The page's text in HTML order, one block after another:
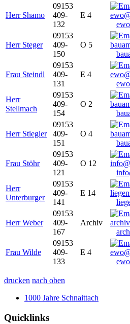
Herr Shamo
09153
409-
132
E 4
Herr Steger
09153
409-
150
O 5
Frau Steindl
09153
409-
131
E 4
Herr
Stellmach
09153
409-
154
O 2
Herr Stiegler
09153
409-
151
O 4
Frau Stöhr
09153
409-
121
O 12
Herr
Unterburger
09153
409-
141
E 14
Herr Weber
09153
409-
167
Archiv
Frau Wilde
09153
409-
133
E 4
drucken nach oben
1000 Jahre Schnaittach
Quicklinks